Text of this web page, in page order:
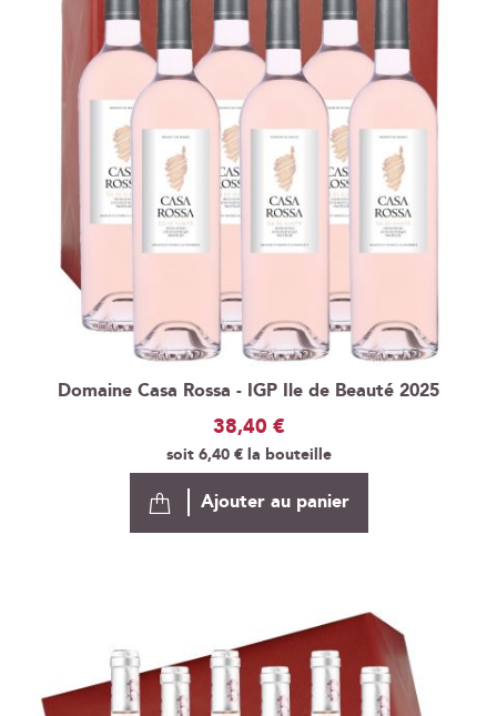
Domaine Casa Rossa - IGP Ile de Beauté 2025
38,40 €
soit6,40 €la bouteille
Ajouter au panier